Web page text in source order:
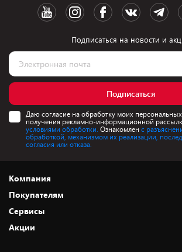
Подписаться на новости и
Подписаться
Даю согласие на обработку моих
получения рекламно-информационной
условиями обработки. Ознакомлен с
обработкой, механизмом их реализации,
согласия или отказа.
Компания
О нас
Адреса магазинов
Новости
Покупателям
Как сделать заказ
Оплата и доставка
Сервисы
Акции